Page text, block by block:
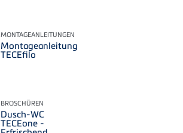
MONTAGEANLEITUNGEN
Montageanleitung
TECEfilo
BROSCHÜREN
Dusch-WC
TECEone -